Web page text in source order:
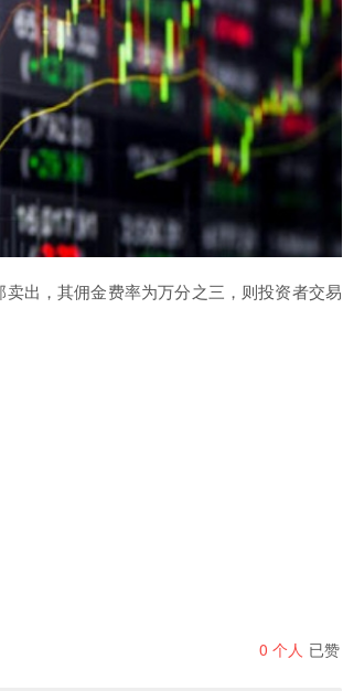
出，其佣金费率为万分之三，则投资者交易
0 个人 已赞